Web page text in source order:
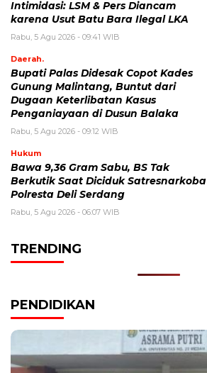
Intimidasi: LSM & Pers Diancam
karena Usut Batu Bara Ilegal LKA
Rabu, 5 Agu 2026 - 09:41 WIB
Daerah.
Bupati Palas Didesak Copot Kades
Gunung Malintang, Buntut dari
Dugaan Keterlibatan Kasus
Penganiayaan di Dusun Balaka
Rabu, 5 Agu 2026 - 09:12 WIB
Hukum
Bawa 9,36 Gram Sabu, BS Tak
Berkutik Saat Diciduk Satresnarkoba
Polresta Deli Serdang
Rabu, 5 Agu 2026 - 06:07 WIB
TRENDING
PENDIDIKAN